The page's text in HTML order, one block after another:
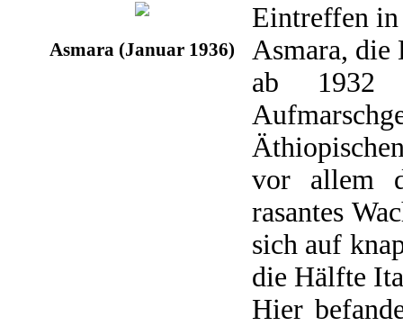
Asmara (Januar 1936)
Eintreffen in
Asmara, die
ab 1932
vor allem
rasantes
sich auf
die Hälfte
Hier